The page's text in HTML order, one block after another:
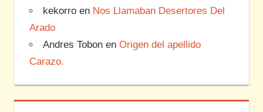
kekorroen Nos Llamaban Desertores Del
Arado
Andres Tobonen Origen del apellido
Carazo.